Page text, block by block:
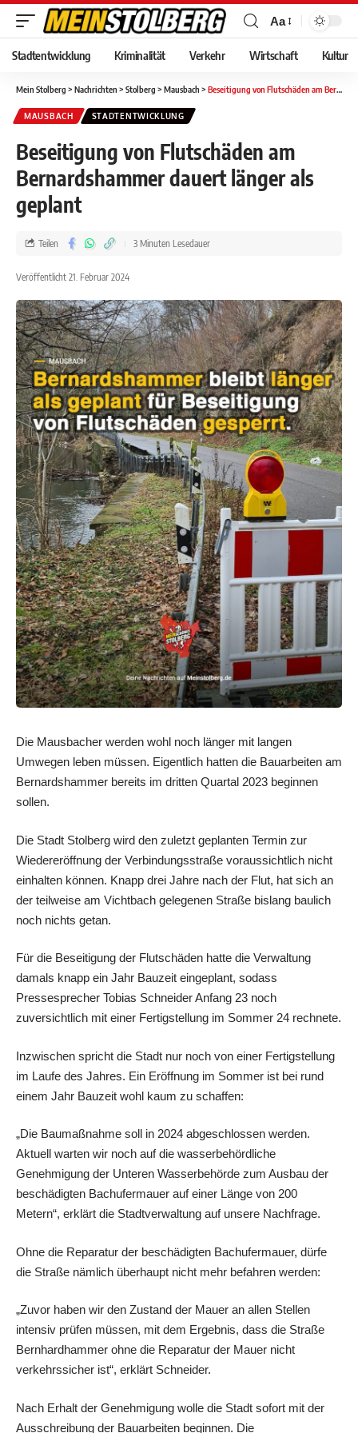
Aa
Stadtentwicklung Kriminalität Verkehr Wirtschaft Kultur
Mein Stolberg > Nachrichten > Stolberg > Mausbach > Beseitigung von Flutschäden am Bernardshammer dauert länger als geplant
MAUSBACH STADTENTWICKLUNG
Beseitigung von Flutschäden am
Bernardshammer dauert länger als
geplant
Veröffentlicht 21. Februar 2024
Teilen 3 Minuten Lesedauer
Die Mausbacher werden wohl noch länger mit langen
Umwegen leben müssen. Eigentlich hatten die Bauarbeiten am
Bernardshammer bereits im dritten Quartal 2023 beginnen
sollen.
Die Stadt Stolberg wird den zuletzt geplanten Termin zur
Wiedereröffnung der Verbindungsstraße voraussichtlich nicht
einhalten können. Knapp drei Jahre nach der Flut, hat sich an
der teilweise am Vichtbach gelegenen Straße bislang baulich
noch nichts getan.
Für die Beseitigung der Flutschäden hatte die Verwaltung
damals knapp ein Jahr Bauzeit eingeplant, sodass
Pressesprecher Tobias Schneider Anfang 23 noch
zuversichtlich mit einer Fertigstellung im Sommer 24 rechnete.
Inzwischen spricht die Stadt nur noch von einer Fertigstellung
im Laufe des Jahres. Ein Eröffnung im Sommer ist bei rund
einem Jahr Bauzeit wohl kaum zu schaffen:
„Die Baumaßnahme soll in 2024 abgeschlossen werden.
Aktuell warten wir noch auf die wasserbehördliche
Genehmigung der Unteren Wasserbehörde zum Ausbau der
beschädigten Bachufermauer auf einer Länge von 200
Metern“, erklärt die Stadtverwaltung auf unsere Nachfrage.
Ohne die Reparatur der beschädigten Bachufermauer, dürfe
die Straße nämlich überhaupt nicht mehr befahren werden:
„Zuvor haben wir den Zustand der Mauer an allen Stellen
intensiv prüfen müssen, mit dem Ergebnis, dass die Straße
Bernhardhammer ohne die Reparatur der Mauer nicht
verkehrssicher ist“, erklärt Schneider.
Nach Erhalt der Genehmigung wolle die Stadt sofort mit der
Ausschreibung der Bauarbeiten beginnen. Die